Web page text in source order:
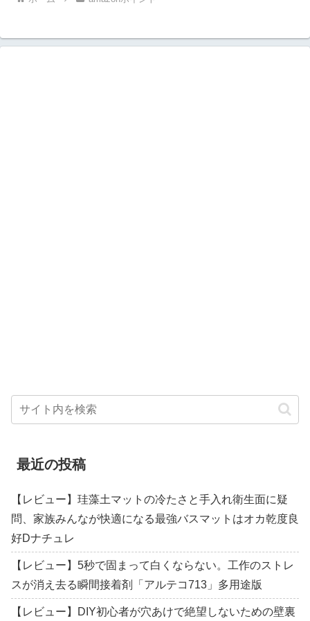
最近の投稿
【レビュー】珪藻土マットの冷たさと手入れ衛生面に疑
問、家族みんなが快適になる最強バスマットはオカ乾度良
好Dナチュレ
【レビュー】5秒で固まって白くならない。工作のストレ
スが消え去る瞬間接着剤「アルテコ713」多用途版
【レビュー】DIY初心者が穴あけで絶望しないための壁裏